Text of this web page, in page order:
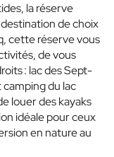
la réserve
de choix
cette réserve vous
de vous
: lac des Sept-
du lac
louer des kayaks
idéale pour ceux
en nature au